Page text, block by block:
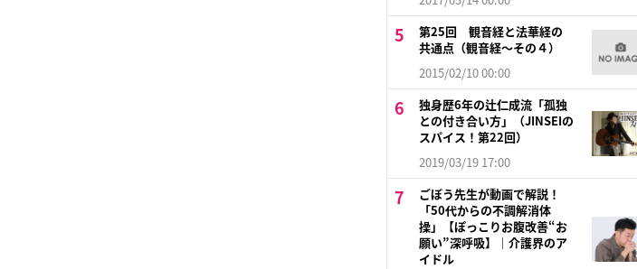
第25回 観音経と法華経の
共通点（観音経～その４）
2015/02/10 00:00
独身歴6年の辻仁成流「孤独
との付き合い方」（JINSEIの
スパイス！第22回）
2019/03/19 17:00
ごぼう先生が動画で解説！
「50代からの不調解消体
操」【ぽっこりお腹改善“お
願い”深呼吸】｜介護界のア
イドル